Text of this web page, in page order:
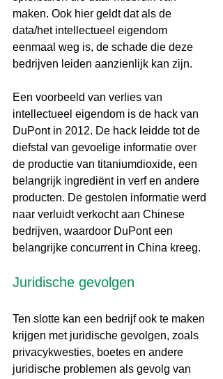
maken. Ook hier geldt dat als de
data/het intellectueel eigendom
eenmaal weg is, de schade die deze
bedrijven leiden aanzienlijk kan zijn.
Een voorbeeld van verlies van
intellectueel eigendom is de hack van
DuPont in 2012. De hack leidde tot de
diefstal van gevoelige informatie over
de productie van titaniumdioxide, een
belangrijk ingrediënt in verf en andere
producten. De gestolen informatie werd
naar verluidt verkocht aan Chinese
bedrijven, waardoor DuPont een
belangrijke concurrent in China kreeg.
Juridische gevolgen
Ten slotte kan een bedrijf ook te maken
krijgen met juridische gevolgen, zoals
privacykwesties, boetes en andere
juridische problemen als gevolg van